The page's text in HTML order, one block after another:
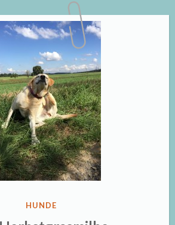
Katzen“
VERÖFFENTLICHT
HUNDE